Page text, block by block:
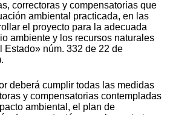
correctoras y compensatorias que
ambiental practicada, en las
el proyecto para la adecuada
ambiente y los recursos naturales
Estado» núm. 332 de 22 de
deberá cumplir todas las medidas
y compensatorias contempladas
ambiental, el plan de